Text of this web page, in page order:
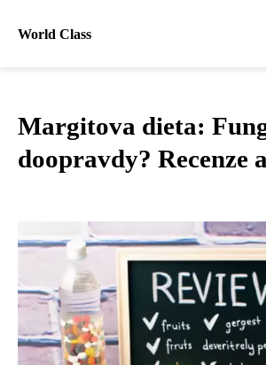
World Class
Margitova dieta:
doopravdy? Recenze